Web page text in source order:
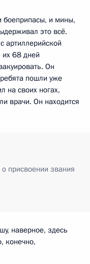
боеприпасы, и мины,
это всё.
артиллерийской
их 68 дней
Он
пошли уже
на своих ногах,
врачи. Он находится
присвоении звания
наверное, здесь
конечно,